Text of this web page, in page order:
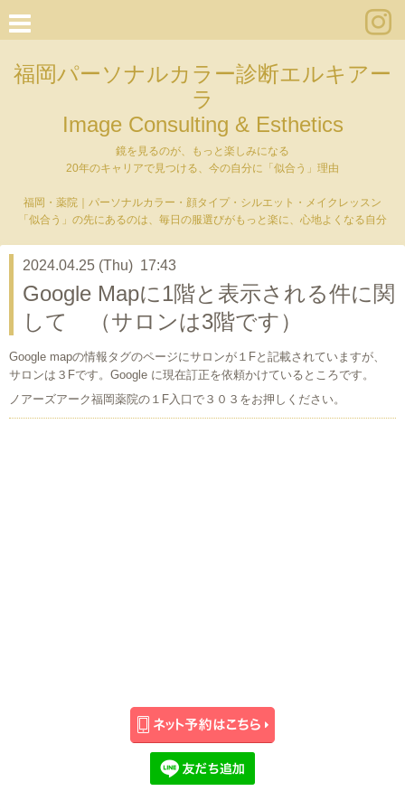
福岡パーソナルカラー診断エルキアー
ラ
Image Consulting & Esthetics
鏡を見るのが、もっと楽しみになる
20年のキャリアで見つける、今の自分に「似合う」理由
福岡・薬院｜パーソナルカラー・顔タイプ・シルエット・メイクレッスン
「似合う」の先にあるのは、毎日の服選びがもっと楽に、心地よくなる自分
2024.04.25 (Thu) 17:43
Google Mapに1階と表示される件に関
して （サロンは3階です）
Google mapの情報タグのページにサロンが１Fと記載されていますが、
サロンは３Fです。Google に現在訂正を依頼かけているところです。
ノアーズアーク福岡薬院の１F入口で３０３をお押しください。